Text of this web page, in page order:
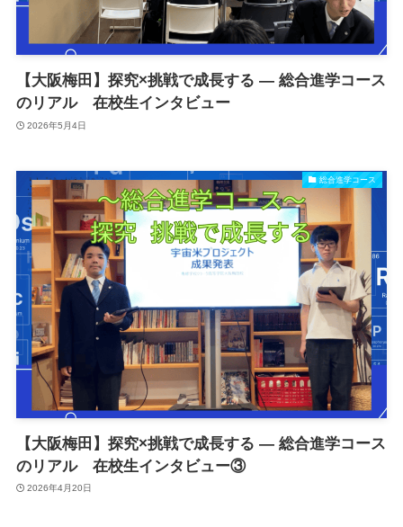
【大阪梅田】探究×挑戦で成長する ― 総合進学コース
のリアル 在校生インタビュー
2026年5月4日
総合進学コース
【大阪梅田】探究×挑戦で成長する ― 総合進学コース
のリアル 在校生インタビュー③
2026年4月20日